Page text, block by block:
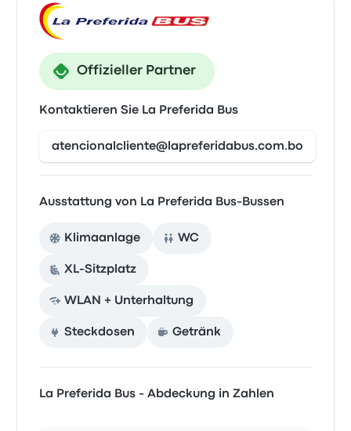
Offizieller Partner
Kontaktieren Sie La Preferida Bus
atencionalcliente@lapreferidabus.com.bo
Ausstattung von La Preferida Bus-Bussen
Klimaanlage WC
XL-Sitzplatz
WLAN + Unterhaltung
Steckdosen Getränk
La Preferida Bus - Abdeckung in Zahlen